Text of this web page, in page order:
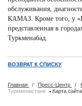
обслуживания,
КАМАЗ. Кроме того, у
представленная в
Туркменабад.
ВОЗВРАТ К СПИСКУ
Главная / Пресс-Центр /
Туркменистане ·Карта сайта